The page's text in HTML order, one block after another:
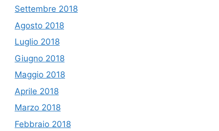
Settembre 2018
Agosto 2018
Luglio 2018
Giugno 2018
Maggio 2018
Aprile 2018
Marzo 2018
Febbraio 2018